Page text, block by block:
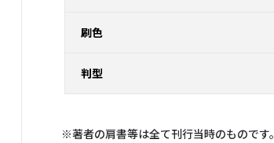
刷色
判型
※著者の肩書等は全て刊行当時のものです。